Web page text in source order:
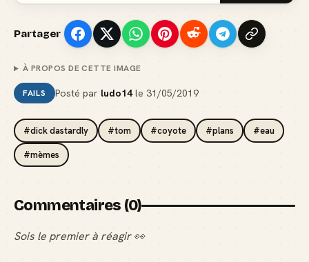
Partager
À PROPOS DE CETTE IMAGE
FAILS Posté par ludo14le 31/05/2019
#dick dastardly #tom #coyote #plans #eau
#mèmes
Commentaires (0)
Sois le premier à réagir 👀